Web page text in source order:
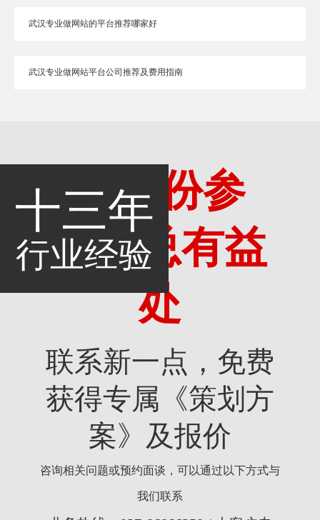
武汉专业做网站的平台推荐哪家好
武汉专业做网站平台公司推荐及费用指南
十三年
行业经验
多一份参
考，总有益
处
联系新一点，免费
获得专属《策划方
案》及报价
咨询相关问题或预约面谈，可以通过以下方式与
我们联系